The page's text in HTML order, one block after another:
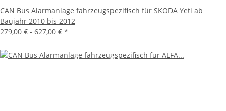
CAN Bus Alarmanlage fahrzeugspezifisch für SKODA Yeti ab
Baujahr 2010 bis 2012
279,00 € - 627,00 € *